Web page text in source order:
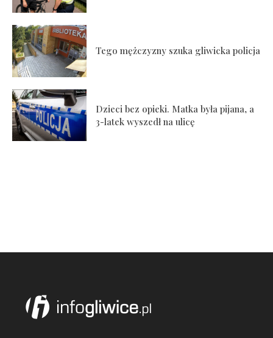
Tego mężczyzny szuka gliwicka policja
Dzieci bez opieki. Matka była pijana, a
3-latek wyszedł na ulicę